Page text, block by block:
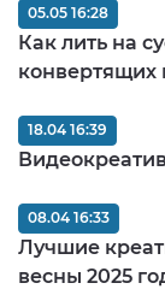
Как лить на
конвертящих
05.05 16:28
18.04 16:39
Лучшие
весны 2025
08.04 16:33